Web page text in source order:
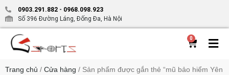
0903.291.882 - 0968.098.923
Số 396 Đường Láng, Đống Đa, Hà Nội
0
Trang chủ / Cửa hàng / Sản phẩm được gắn thẻ “mũ bảo hiểm Yên